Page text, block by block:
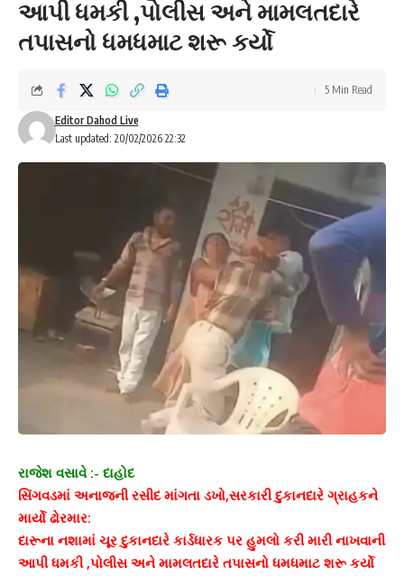
આપી ધમકી ,પોલીસ અને મામલતદારે
તપાસનો ધમધમાટ શરૂ કર્યો
Last updated: 20/02/2026 22:32
Editor Dahod Live
5 Min Read
રાજેશ વસાવે :- દાહોદ
સિંગવડમાં અનાજની રસીદ માંગતા ડખો,સરકારી દુકાનદારે ગ્રાહકને
માર્યો ઢોરમાર:
દારૂના નશામાં ચૂર દુકાનદારે કાર્ડધારક પર હુમલો કરી મારી નાખવાની
આપી ધમકી ,પોલીસ અને મામલતદારે તપાસનો ધમધમાટ શરૂ કર્યો